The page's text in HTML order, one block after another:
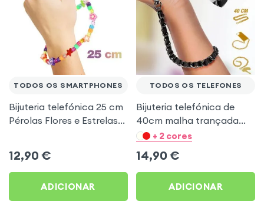
TODOS OS SMARTPHONES
Bijuteria telefónica 25 cm
Pérolas Flores e Estrelas
12,90 €
ADICIONAR
TODOS OS TELEFONES
Bijuteria telefónica de
40cm malha trançada
prateada - preto
+ 2 cores
14,90 €
ADICIONAR